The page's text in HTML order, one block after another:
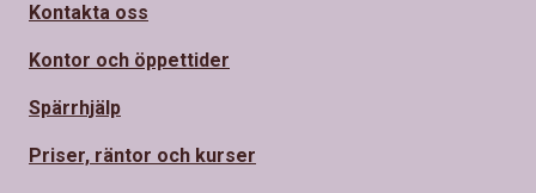
Kontakta oss
Kontor och öppettider
Spärrhjälp
Priser, räntor och kurser